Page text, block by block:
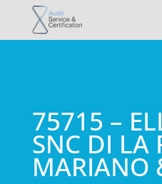
75715 –
SNC DI LA
MARIANO